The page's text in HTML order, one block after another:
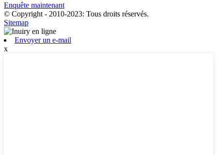
Enquête maintenant
© Copyright - 2010-2023: Tous droits réservés.
Sitemap
Envoyer un e-mail
x